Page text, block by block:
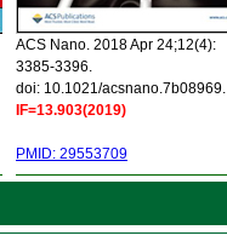
ACS Nano. 2018 Apr 24;12(4):
3385-3396.
doi: 10.1021/acsnano.7b08969.
IF=13.903(2019)
PMID: 29553709